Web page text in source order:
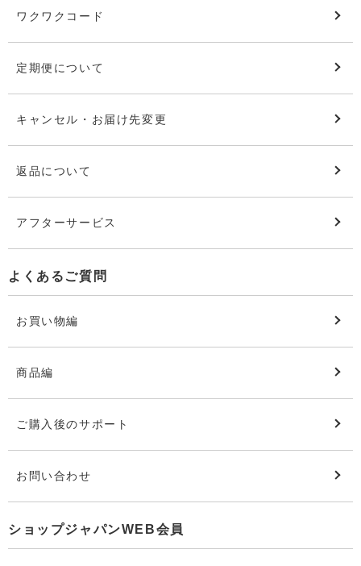
ワクワクコード
定期便について
キャンセル・お届け先変更
返品について
アフターサービス
よくあるご質問
お買い物編
商品編
ご購入後のサポート
お問い合わせ
ショップジャパンWEB会員